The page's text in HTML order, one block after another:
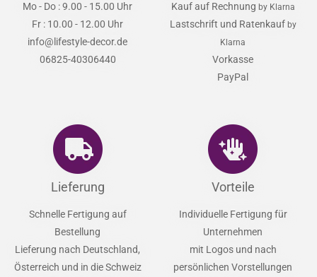
Mo - Do : 9.00 - 15.00 Uhr
Fr : 10.00 - 12.00 Uhr
info@lifestyle-decor.de
06825-40306440
Kauf auf Rechnung by Klarna
Lastschrift und Ratenkauf by
Klarna
Vorkasse
PayPal
Lieferung
Schnelle Fertigung auf
Bestellung
Lieferung nach Deutschland,
Österreich und in die Schweiz
Vorteile
Individuelle Fertigung für
Unternehmen
mit Logos und nach
persönlichen Vorstellungen